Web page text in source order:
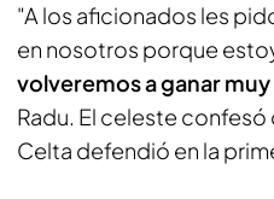
"A los aficionados les
en nosotros porque
volveremos a ganar
Radu. El celeste confesó
Celta defendió en la